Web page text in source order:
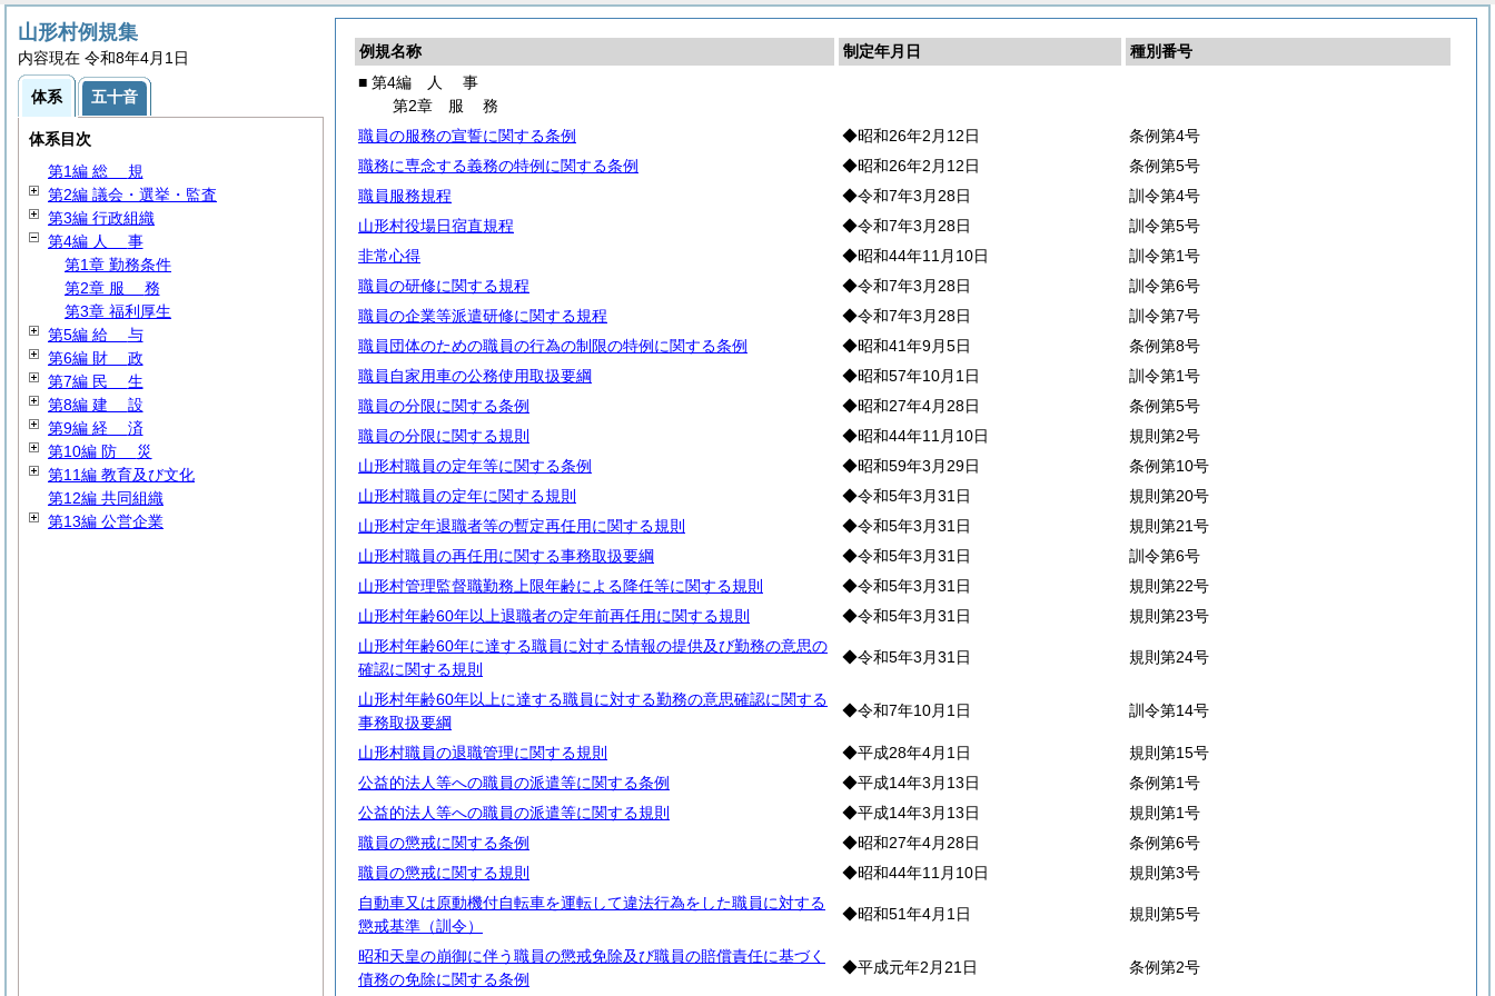
例規名称 制定年月日
種別番号
■ 第4編
人 事
第2章 服務
職員の服務の宣誓に関する条例
◆昭和26年2月12日
条例第4号
職務に専念する義務の特例に関する条例
◆昭和26年2月12日
条例第5号
職員服務規程
◆令和7年3月28日
訓令第4号
山形村役場日宿直規程
◆令和7年3月28日
訓令第5号
非常心得
◆昭和44年11月10日
訓令第1号
職員の研修に関する規程
◆令和7年3月28日
訓令第6号
職員の企業等派遣研修に関する規程
◆令和7年3月28日
訓令第7号
職員団体のための職員の行為の制限の特例に関する条例
◆昭和41年9月5日
条例第8号
職員自家用車の公務使用取扱要綱
◆昭和57年10月1日
訓令第1号
職員の分限に関する条例
◆昭和27年4月28日
条例第5号
職員の分限に関する規則
◆昭和44年11月10日
規則第2号
山形村職員の定年等に関する条例
◆昭和59年3月29日
条例第10号
山形村職員の定年に関する規則
◆令和5年3月31日
規則第20号
山形村定年退職者等の暫定再任用に関する規則
◆令和5年3月31日
規則第21号
山形村職員の再任用に関する事務取扱要綱
◆令和5年3月31日
訓令第6号
山形村管理監督職勤務上限年齢による降任等に関する規則
◆令和5年3月31日
規則第22号
山形村年齢60年以上退職者の定年前再任用に関する規則
◆令和5年3月31日
規則第23号
山形村年齢60年に達する職員に対する情報の提供及び勤務の意思の
確認に関する規則
◆令和5年3月31日 規則第24号
山形村年齢60年以上に達する職員に対する勤務の意思確認に関する
事務取扱要綱
◆令和7年10月1日 訓令第14号
山形村職員の退職管理に関する規則 ◆平成28年4月1日
規則第15号
公益的法人等への職員の派遣等に関する条例
◆平成14年3月13日
条例第1号
公益的法人等への職員の派遣等に関する規則
◆平成14年3月13日
規則第1号
職員の懲戒に関する条例
◆昭和27年4月28日
条例第6号
職員の懲戒に関する規則
◆昭和44年11月10日
規則第3号
自動車又は原動機付自転車を運転して違法行為をした職員に対する
懲戒基準（訓令）
◆昭和51年4月1日 規則第5号
昭和天皇の崩御に伴う職員の懲戒免除及び職員の賠償責任に基づく
債務の免除に関する条例
◆平成元年2月21日 条例第2号
山形村例規集
内容現在 令和8年4月1日
体系 五十音
体系目次
第1編 総 規
第2編 議会・選挙・監査
第3編 行政組織
第4編 人 事
第1章 勤務条件
第2章 服 務
第3章 福利厚生
第5編 給 与
第6編 財 政
第7編 民 生
第8編 建 設
第9編 経 済
第10編 防 災
第11編 教育及び文化
第12編 共同組織
第13編 公営企業